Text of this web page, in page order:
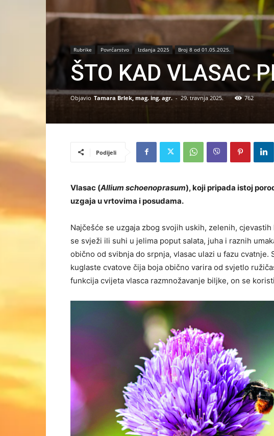
Rubrike Povrćarstvo Izdanja 2025 Broj 8 od 01.05.2025.
ŠTO KAD VLASAC
Objavio Tamara Brlek, mag. ing. agr. - 29. travnja 2025. 762
Podijeli
Vlasac (Allium schoenoprasum), koji pripada istoj
uzgaja u vrtovima i posudama.
Najčešće se uzgaja zbog svojih uskih, zelenih,
se svježi ili suhi u jelima poput salata, juha i raznih
obično od svibnja do srpnja, vlasac ulazi u fazu
kuglaste cvatove čija boja obično varira od svjetlo
funkcija cvijeta vlasca razmnožavanje biljke, on se